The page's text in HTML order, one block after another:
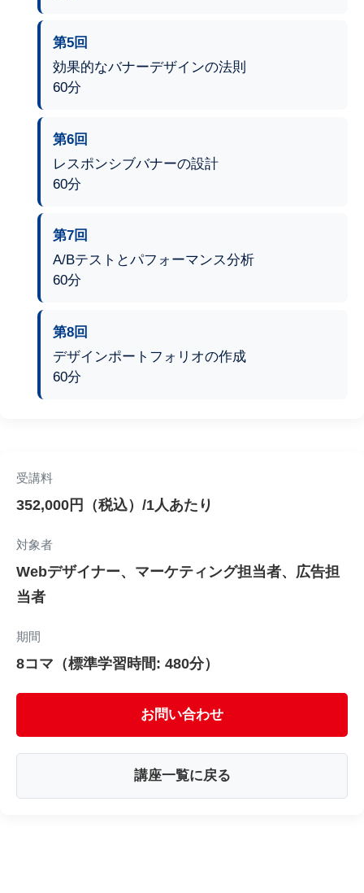
第5回
効果的なバナーデザインの法則
60分
第6回
レスポンシブバナーの設計
60分
第7回
A/Bテストとパフォーマンス分析
60分
第8回
デザインポートフォリオの作成
60分
受講料
352,000円（税込）/1人あたり
対象者
Webデザイナー、マーケティング担当者、広告担
当者
期間
8コマ（標準学習時間: 480分）
お問い合わせ
講座一覧に戻る